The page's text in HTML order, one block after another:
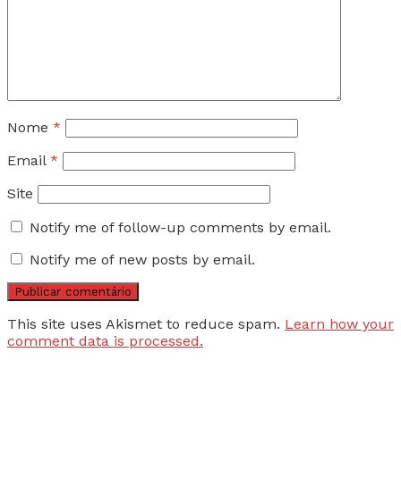
Nome *
Email *
Site
Notify me of follow-up comments by email.
Notify me of new posts by email.
This site uses Akismet to reduce spam. Learn how your
comment data is processed.